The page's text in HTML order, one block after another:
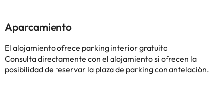
Aparcamiento
El alojamiento ofrece parking interior gratuito
Consulta directamente con el alojamiento si ofrecen la
posibilidad de reservar la plaza de parking con antelación.